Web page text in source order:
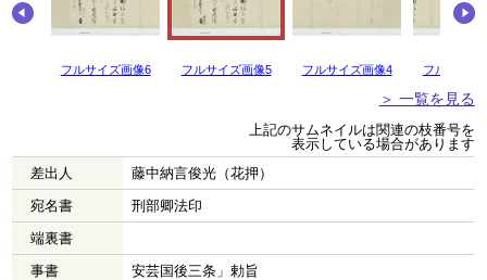
フルサイズ画像6 フルサイズ画像5 フルサイズ画像4 フルサイズ
＞ 一覧を見る
上記のサムネイルは関連の枝番号を
表示している場合があります
差出人
藤中納言俊光（花押）
宛名書
刑部卿法印
端裏書
事書
安芸国後三条」勅旨